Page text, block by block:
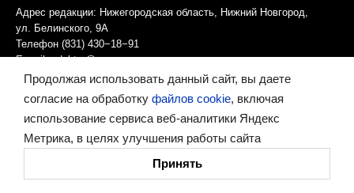
Адрес редакции: Нижегородская область, Нижний Новгород,
ул. Белинского, 9А
Телефон (831) 430−18−91
E-mailredaktor@vremyan.ru
Информация об агентстве
Информационная политика использования «cookies»-файлов
Ресурс содержит материалы 16+
Продолжая использовать данный сайт, вы даете
согласие на обработку файлов cookie, включая
использование сервиса веб-аналитики Яндекс
Метрика, в целях улучшения работы сайта
Принять